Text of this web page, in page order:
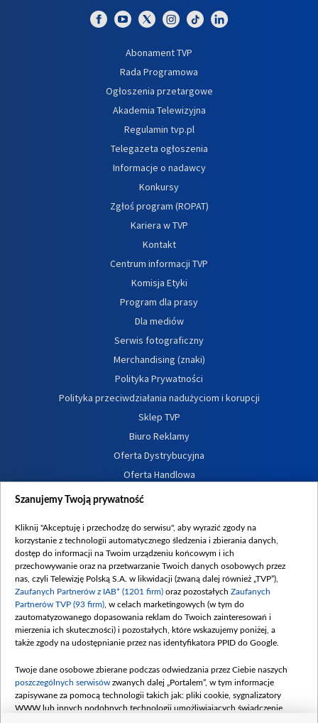
Abonament TVP
Rada Programowa
Ogłoszenia przetargowe
Akademia Telewizyjna
Regulamin tvp.pl
Telegazeta ogłoszenia
Informacje o nadawcy
Konkursy
Zgłoś program (ROPAT)
Kariera w TVP
Kontakt
Centrum informacji TVP
Komisja Etyki
Program dla prasy
Dla mediów
Serwis fotograficzny
Merchandising (znaki)
Polityka Prywatności
Polityka przeciwdziałania nadużyciom i korupcji
Sklep TVP
Biuro Reklamy
Oferta Dystrybucyjna
Oferta Handlowa
Dostępność
Procedura zgłoszeń wewnętrznych
Szanujemy Twoją prywatność
Kliknij "Akceptuję i przechodzę do serwisu", aby wyrazić zgody na
korzystanie z technologii automatycznego śledzenia i zbierania danych,
dostęp do informacji na Twoim urządzeniu końcowym i ich
przechowywanie oraz na przetwarzanie Twoich danych osobowych przez
nas, czyli Telewizję Polską S.A. w likwidacji (zwaną dalej również „TVP”),
Zaufanych Partnerów z IAB* (1201 firm) oraz pozostałych Zaufanych
Partnerów TVP (93 firm) , w celach marketingowych (w tym do
zautomatyzowanego dopasowania reklam do Twoich zainteresowań i
mierzenia ich skuteczności) i pozostałych, które wskazujemy poniżej, a
także zgody na udostępnianie przez nas identyfikatora PPID do Google.
Twoje dane osobowe zbierane podczas odwiedzania przez Ciebie naszych
poszczególnych serwisów zwanych dalej „Portalem”, w tym informacje
zapisywane za pomocą technologii takich jak: pliki cookie, sygnalizatory
WWW lub innych podobnych technologii umożliwiających świadczenie